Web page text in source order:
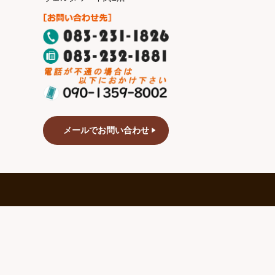
メールでお問い合わせ